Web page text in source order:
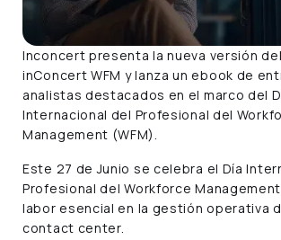
Inconcert presenta la nueva versión
inConcert WFM y lanza un ebook de
analistas destacados en el marco del
Internacional del Profesional del
Management (WFM).
Este 27 de Junio se celebra el Día
Profesional del Workforce Management
labor esencial en la gestión operativa
contact center.